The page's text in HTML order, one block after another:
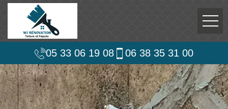
05 33 06 19 08 06 38 35 31 00